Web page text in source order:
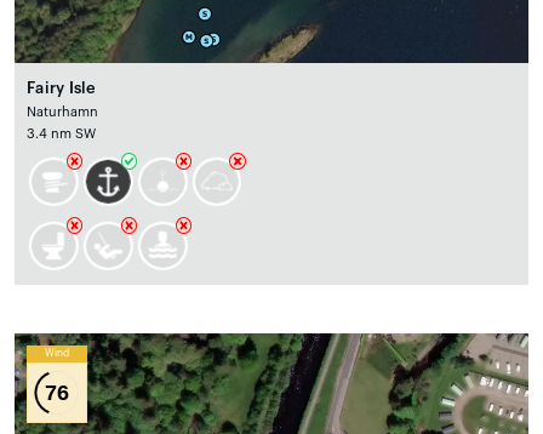
Fairy Isle
Naturhamn
3.4 nm SW
Wind
76